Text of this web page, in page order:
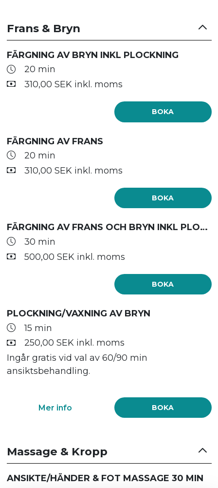
Frans & Bryn
FÄRGNING AV BRYN INKL PLOCKNING
20 min
310,00 SEK inkl. moms
BOKA
FÄRGNING AV FRANS
20 min
310,00 SEK inkl. moms
BOKA
FÄRGNING AV FRANS OCH BRYN INKL PLOCKNING
30 min
500,00 SEK inkl. moms
BOKA
PLOCKNING/VAXNING AV BRYN
15 min
250,00 SEK inkl. moms
Ingår gratis vid val av 60/90 min
ansiktsbehandling.
BOKA
Mer info
Massage & Kropp
ANSIKTE/HÄNDER & FOT MASSAGE 30 MIN